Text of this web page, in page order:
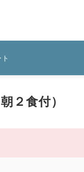
２食付）